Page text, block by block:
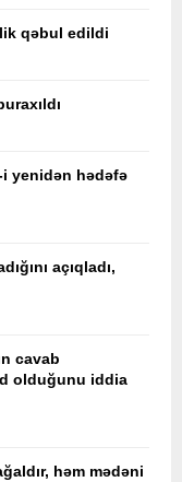
qəbul edildi
i yenidən hədəfə
açıqladı,
cavab
olduğunu iddia
həm mədəni